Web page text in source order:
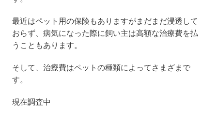
最近はペット用の保険もありますがまだまだ浸透して
おらず、病気になった際に飼い主は高額な治療費を払
うこともあります。
そして、治療費はペットの種類によってさまざまで
す。
現在調査中